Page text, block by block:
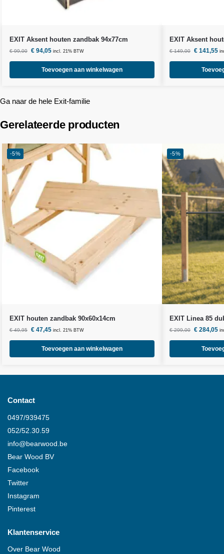
EXIT Aksent houten zandbak 94x77cm
€99,00 €94,05 incl. 21% BTW
Toevoegen aan winkelwagen
EXIT Aksent
€149,00 €141,55
Ga naar de hele Exit-familie
Gerelateerde producten
-5%
EXIT houten zandbak 90x60x14cm
€49,95 €47,45 incl. 21% BTW
Toevoegen aan winkelwagen
-5%
EXIT Linea 85
€299,00 €284,05
Contact
0497/939475
052/52.30.59
info@bearwood .be
Bear Wood BV
Facebook
Twitter
Instagram
Pinterest
Klantenservice
Over Bear Wood